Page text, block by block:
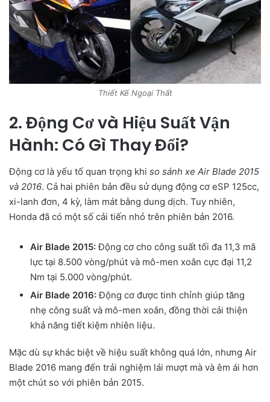
Thiết Kế Ngoại Thất
2. Động Cơ và Hiệu Suất Vận
Hành: Có Gì Thay Đổi?
Động cơ là yếu tố quan trọng khi so sánh xe Air Blade 2015
và 2016. Cả hai phiên bản đều sử dụng động cơ eSP 125cc,
xi-lanh đơn, 4 kỳ, làm mát bằng dung dịch. Tuy nhiên,
Honda đã có một số cải tiến nhỏ trên phiên bản 2016.
Air Blade 2015:Động cơ cho công suất tối đa 11,3 mã
lực tại 8.500 vòng/phút và mô-men xoắn cực đại 11,2
Nm tại 5.000 vòng/phút.
Air Blade 2016:Động cơ được tinh chỉnh giúp tăng
nhẹ công suất và mô-men xoắn, đồng thời cải thiện
khả năng tiết kiệm nhiên liệu.
Mặc dù sự khác biệt về hiệu suất không quá lớn, nhưng Air
Blade 2016 mang đến trải nghiệm lái mượt mà và êm ái hơn
một chút so với phiên bản 2015.